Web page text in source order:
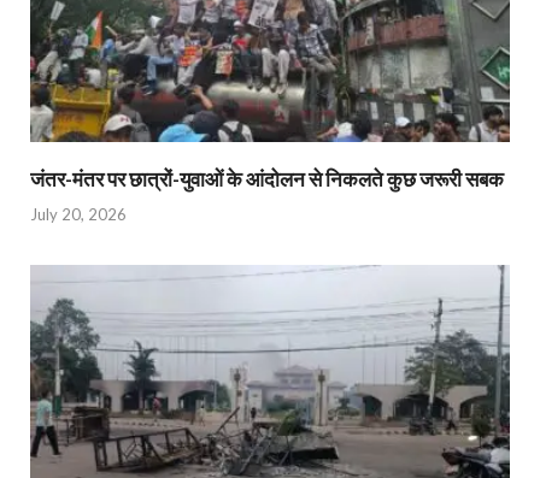
जंतर-मंतर पर छात्रों-युवाओं के आंदोलन से निकलते कुछ जरूरी सबक
July 20, 2026